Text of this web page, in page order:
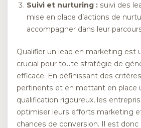
Suivi et nurturing : suivi des
mise en place d’actions de
accompagner dans leur
Qualifier un lead en marketing est
crucial pour toute stratégie de
efficace. En définissant des
pertinents et en mettant en place
qualification rigoureux, les
optimiser leurs efforts marketing
chances de conversion. Il est